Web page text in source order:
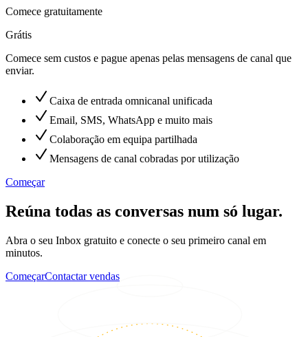
Comece gratuitamente
Grátis
Comece sem custos e pague apenas pelas mensagens de canal que
enviar.
Caixa de entrada omnicanal unificada
Email, SMS, WhatsApp e muito mais
Colaboração em equipa partilhada
Mensagens de canal cobradas por utilização
Começar
Reúna todas as conversas num só lugar.
Abra o seu Inbox gratuito e conecte o seu primeiro canal em
minutos.
ComeçarContactar vendas